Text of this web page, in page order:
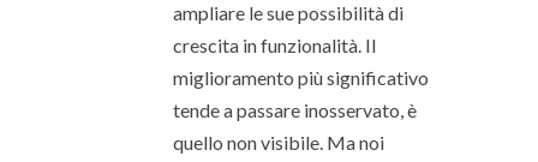
ampliare le sue possibilità di
crescita in funzionalità. Il
miglioramento più significativo
tende a passare inosservato, è
quello non visibile. Ma noi